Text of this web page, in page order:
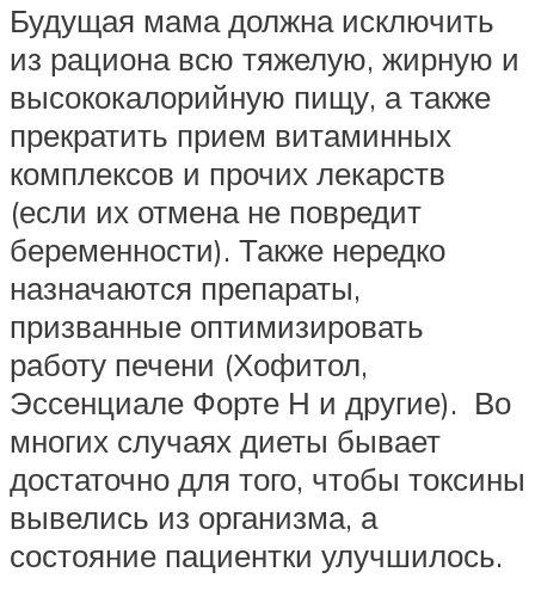
Будущая мама должна исключить
из рациона всю тяжелую, жирную и
высококалорийную пищу, а также
прекратить прием витаминных
комплексов и прочих лекарств
(если их отмена не повредит
беременности). Также нередко
назначаются препараты,
призванные оптимизировать
работу печени (Хофитол,
Эссенциале Форте Н и другие). Во
многих случаях диеты бывает
достаточно для того, чтобы токсины
вывелись из организма, а
состояние пациентки улучшилось.